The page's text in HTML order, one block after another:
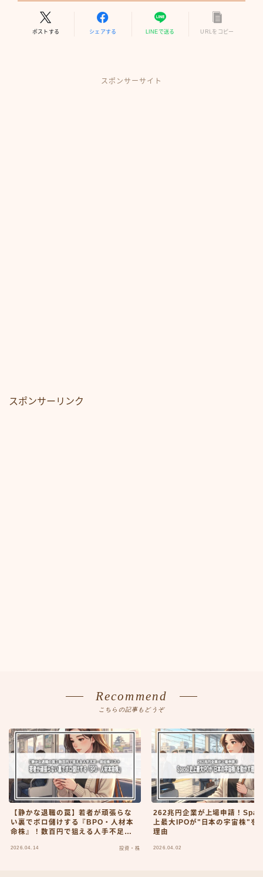
ポストする シェアする LINEで送る URLをコピー
スポンサーサイト
スポンサーリンク
Recommend
こちらの記事もどうぞ
【静かな退職の罠】若者が頑張らな
い裏でボロ儲けする『BPO・人材本
命株』！数百円で狙える人手不足・
2026.04.14 投資・株
262兆円企業が上場申請！
上最大IPOが"日本の宇宙株"を
理由
2026.04.02